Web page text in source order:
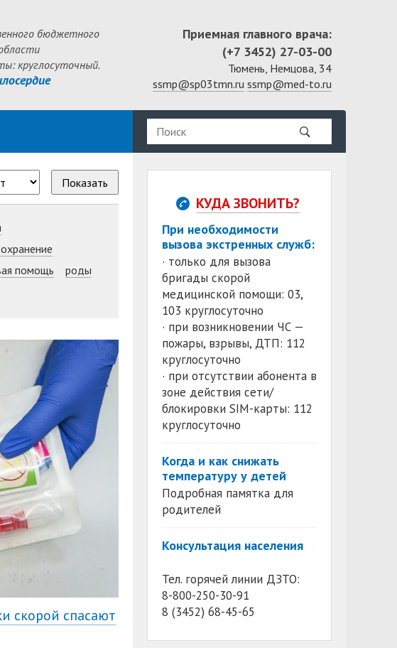
бюджетного
круглосуточный.
Приемная главного врача:
(+7 3452) 27-03-00
Тюмень, Немцова, 34
ssmp@sp03tmn.ru ssmp@med-to.ru
Показать
помощь
роды
скорой спасают
КУДА ЗВОНИТЬ?
При необходимости
вызова экстренных служб:
· только для вызова
бригады скорой
медицинской помощи: 03,
103 круглосуточно
· при возникновении ЧС —
пожары, взрывы, ДТП: 112
круглосуточно
· при отсутствии абонента в
зоне действия сети/
блокировки SIM-карты: 112
круглосуточно
Когда и как снижать
температуру у детей
Подробная памятка для
родителей
Консультация населения
Тел. горячей линии ДЗТО:
8-800-250-30-91
8 (3452) 68-45-65